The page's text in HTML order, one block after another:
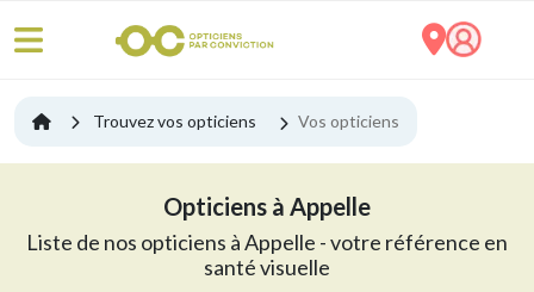
Trouvez vos opticiens Vos opticiens
Opticiens à Appelle
Liste de nos opticiens à Appelle - votre référence en
santé visuelle